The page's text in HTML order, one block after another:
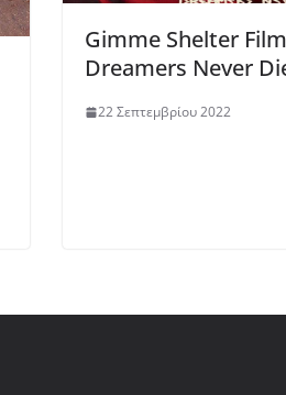
Gimme Shelter
Dreamers Never
22 Σεπτεμβρίου 2022